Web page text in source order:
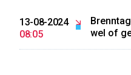
13-08-2024
08:05
wel of